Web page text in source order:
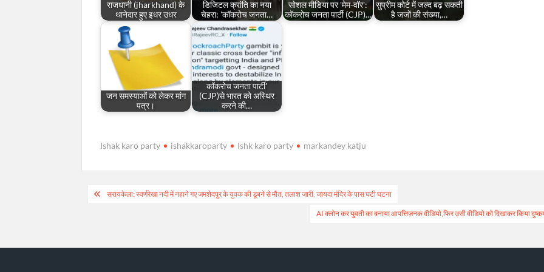
राजधानी (jharkhand) के
थानेदार हुए इधर उधर
डिजिटल क्रांति का नया
चेहरा: 'कॉकरोच जनता…
सोशल मीडिया पर 'मेम-वॉर':
कॉकरोच जनता पार्टी (CJP)…
सुप्रीम कोर्ट में जल्द बढ़ सकती
है जजों की संख्या,…
जन समस्याओं को लेकर मांग
पत्र।
कॉकरोच जनता पार्टी'
(CJP)से भारत को अस्थिर
करने की…
Ishak karo party ishakkaroparty Ishk karo party markandey katju
Postसरायकेला: स्वर्णरेखा नदी में नहाने गए जमशेदपुर के युवक की डूबने से मौत, तलाश जारी, जायदा मंदिर के पास घटी घटना
AI क्लोन कर युवती का बनाया आपत्तिजनक वीडियो,फिर उसी वीडियो को दिखाकर किया